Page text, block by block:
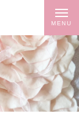
t
o
g
g
l